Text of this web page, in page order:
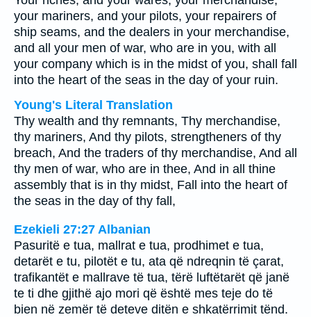
your mariners, and your pilots, your repairers of
ship seams, and the dealers in your merchandise,
and all your men of war, who are in you, with all
your company which is in the midst of you, shall fall
into the heart of the seas in the day of your ruin.
Young's Literal Translation
Thy wealth and thy remnants, Thy merchandise,
thy mariners, And thy pilots, strengtheners of thy
breach, And the traders of thy merchandise, And all
thy men of war, who are in thee, And in all thine
assembly that is in thy midst, Fall into the heart of
the seas in the day of thy fall,
Ezekieli 27:27 Albanian
Pasuritë e tua, mallrat e tua, prodhimet e tua,
detarët e tu, pilotët e tu, ata që ndreqnin të çarat,
trafikantët e mallrave të tua, tërë luftëtarët që janë
te ti dhe gjithë ajo mori që është mes teje do të
bien në zemër të deteve ditën e shkatërrimit tënd.